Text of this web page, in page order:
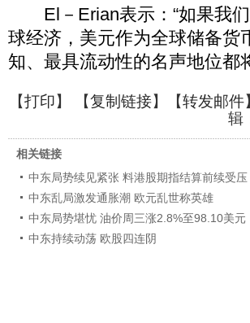
El－Erian表示：“如果我们
球经济，美元作为全球储备货
知、最具流动性的名声地位都
【打印】 【复制链接】【转发邮件】
辑
相关链接
中东局势续见紧张 料港股期指结算前续受压
中东乱局激发通胀潮 欧元乱世称英雄
中东局势堪忧 油价周三涨2.8%至98.10美元
中东持续动荡 欧股四连阴